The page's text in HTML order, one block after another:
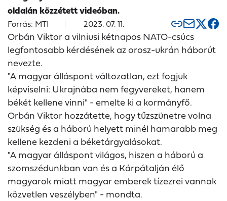
oldalán közzétett videóban.
Forrás: MTI 2023. 07. 11.
Orbán Viktor a vilniusi kétnapos NATO-csúcs
legfontosabb kérdésének az orosz-ukrán háborút
nevezte.
"A magyar álláspont változatlan, ezt fogjuk
képviselni: Ukrajnába nem fegyvereket, hanem
békét kellene vinni" - emelte ki a kormányfő.
Orbán Viktor hozzátette, hogy tűzszünetre volna
szükség és a háború helyett minél hamarabb meg
kellene kezdeni a béketárgyalásokat.
"A magyar álláspont világos, hiszen a háború a
szomszédunkban van és a Kárpátalján élő
magyarok miatt magyar emberek tízezrei vannak
közvetlen veszélyben" - mondta.